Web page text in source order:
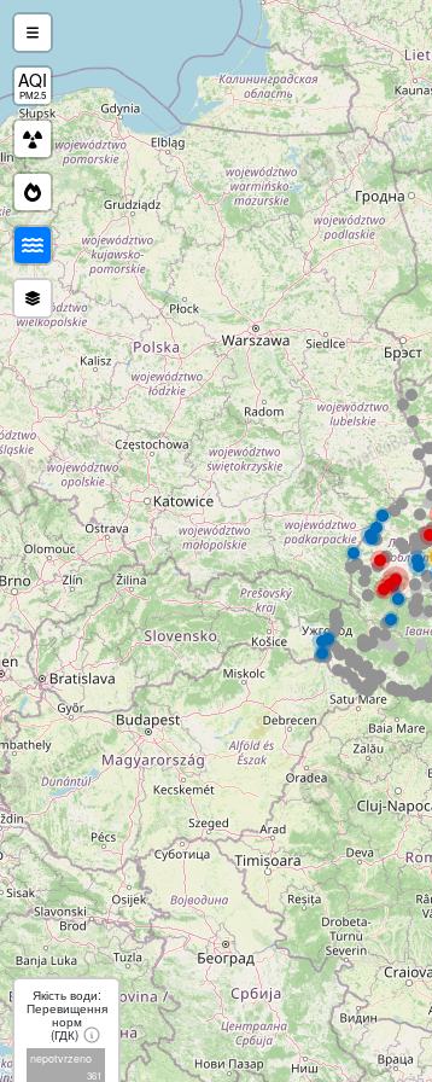
AQI
PM2.5
Якість води:
Перевищення
норм
(ГДК)
nepotvrzeno
361